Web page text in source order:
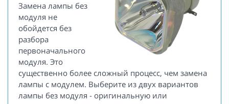
Замена лампы без
модуля не
обойдется без
разбора
первоначального
модуля. Это
существенно более сложный процесс, чем замена
лампы с модулем. Выберите из двух вариантов
лампы без модуля - оригинальную или